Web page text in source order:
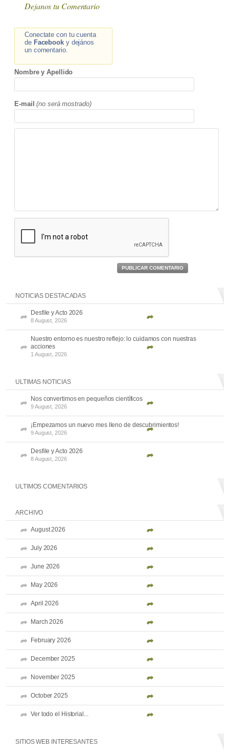
Dejanos tu Comentario
Conectate con tu cuenta
de Facebooky dejános
un comentario.
Nombre y Apellido
E-mail (no será mostrado)
PUBLICAR COMENTARIO
NOTICIAS DESTACADAS
Desfile y Acto 2026
8 August, 2026
Nuestro entorno es nuestro reflejo: lo cuidamos con nuestras
acciones
1 August, 2026
ULTIMAS NOTICIAS
Nos convertimos en pequeños científicos
9 August, 2026
¡Empezamos un nuevo mes lleno de descubrimientos!
9 August, 2026
Desfile y Acto 2026
8 August, 2026
ULTIMOS COMENTARIOS
ARCHIVO
August 2026
July 2026
June 2026
May 2026
April 2026
March 2026
February 2026
December 2025
November 2025
October 2025
Ver todo el Historial...
SITIOS WEB INTERESANTES